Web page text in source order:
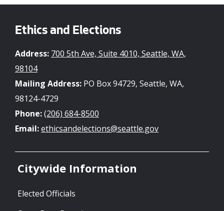
Ethics and Elections
Address: 700 5th Ave, Suite 4010, Seattle, WA,
98104
Mailing Address: PO Box 94729, Seattle, WA,
98124-4729
Phone:(206) 684-8500
Email:ethicsandelections@seattle.gov
Citywide Information
Elected Officials